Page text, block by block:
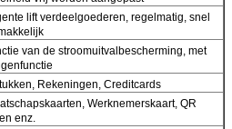
lift verdeelgoederen, regelmatig, snel
van de stroomuitvalbescherming, met
Rekeningen, Creditcards
Werknemerskaart, QR
enz.